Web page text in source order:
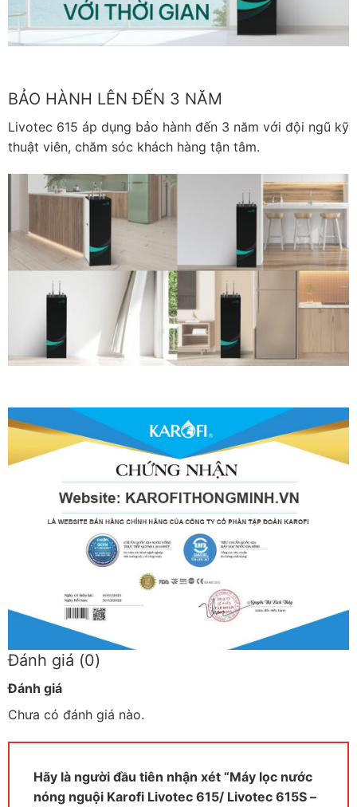
BẢO HÀNH LÊN ĐẾN 3 NĂM
Livotec 615 áp dụng bảo hành đến 3 năm với đội ngũ kỹ
thuật viên, chăm sóc khách hàng tận tâm.
Đánh giá (0)
Đánh giá
Chưa có đánh giá nào.
Hãy là người đầu tiên nhận xét “Máy lọc nước
nóng nguội Karofi Livotec 615/ Livotec 615S –